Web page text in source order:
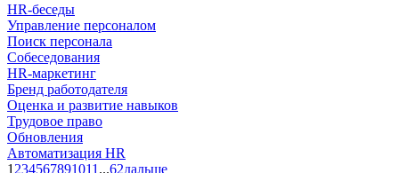
HR-беседы
Управление персоналом
Поиск персонала
Собеседования
HR-маркетинг
Бренд работодателя
Оценка и развитие навыков
Трудовое право
Обновления
Автоматизация HR
1 234567891011 ...62дальше